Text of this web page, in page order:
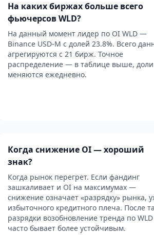
На каких биржах больше всего
фьючерсов WLD?
На данный момент лидер по OI WLD —
Binance USD-M с долей 23.8%. Всего
агрегируются с 21 бирж. Точное
распределение — в таблице выше, доли
меняются ежедневно.
Когда снижение OI — хороший
знак?
Когда рынок перегрет. Если фандинг
зашкаливает и OI на максимумах —
снижение означает «разрядку» рынка,
избыточного кредитного плеча. После
разрядки возобновление тренда по WLD
часто бывает более устойчивым.